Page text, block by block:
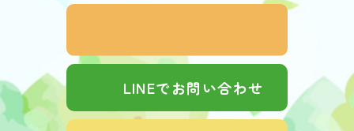
LINEでお問い合わせ